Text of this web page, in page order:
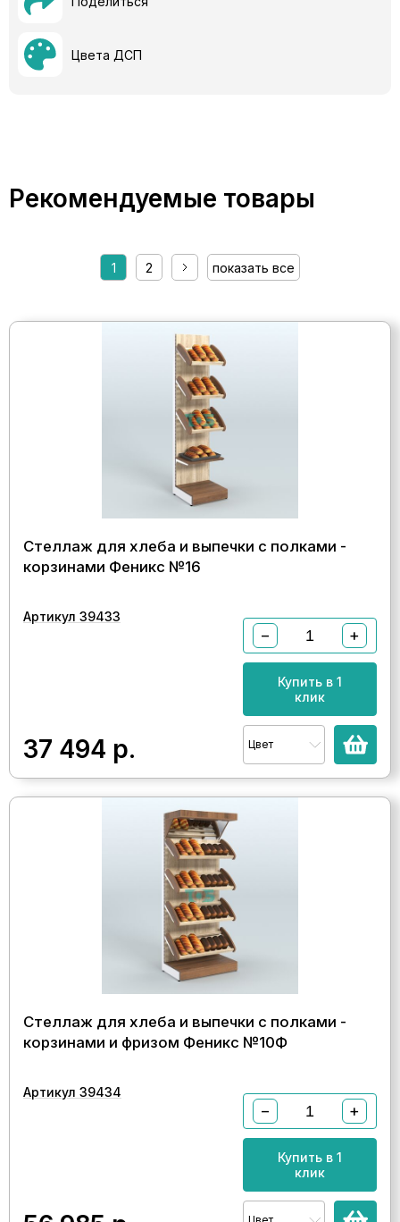
Цвета ДСП
Рекомендуемые товары
1 2 показать все
Стеллаж для хлеба и выпечки с полками -
корзинами Феникс №16
Артикул 39433
37 494 р.
− +
Купить в 1
клик
Цвет
Стеллаж для хлеба и выпечки с полками -
корзинами и фризом Феникс №10Ф
Артикул 39434
− +
Купить в 1
клик